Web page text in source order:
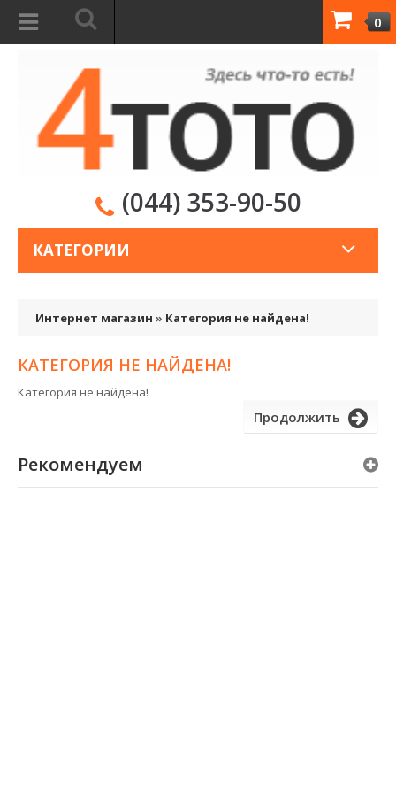
0
(044) 353-90-50
КАТЕГОРИИ
Интернет магазин » Категория не найдена!
КАТЕГОРИЯ НЕ НАЙДЕНА!
Категория не найдена!
Продолжить
Рекомендуем